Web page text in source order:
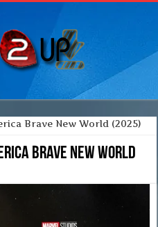
Brave New World (2025)
Brave New World